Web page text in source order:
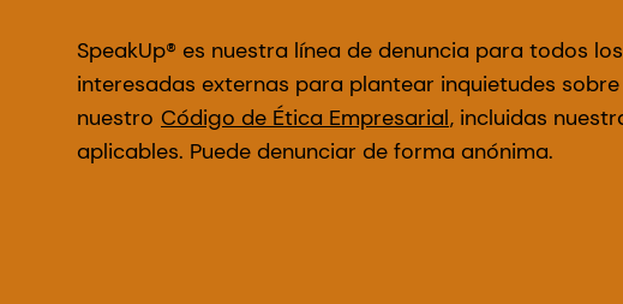
SpeakUp® es nuestra línea de denuncia para todos
interesadas externas para plantear inquietudes
nuestro Código de Ética Empresarial, incluidas
aplicables. Puede denunciar de forma anónima.